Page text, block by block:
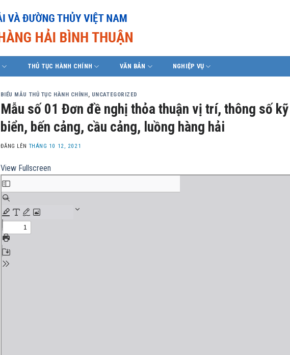
THỦ TỤC HÀNH CHÍNH VĂN BẢN NGHIỆP VỤ
BIỂU MẪU THỦ TỤC HÀNH CHÍNH, UNCATEGORIZED
Mẫu số 01 Đơn đề nghị thỏa thuận vị trí, thông số
biển, bến cảng, cầu cảng, luồng hàng hải
ĐĂNG LÊN THÁNG 10 12, 2021
View Fullscreen